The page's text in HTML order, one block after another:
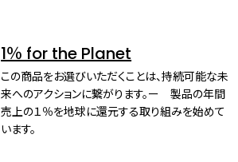
1％ for the Planet
この商品をお選びいただくことは、持続可能な未
来へのアクションに繋がります。ー 製品の年間
売上の１％を地球に還元する取り組みを始めて
います。